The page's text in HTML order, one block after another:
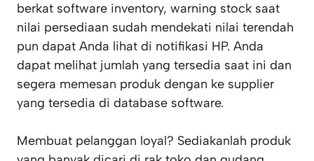
berkat software inventory, warning stock saat
nilai persediaan sudah mendekati nilai terendah
pun dapat Anda lihat di notifikasi HP. Anda
dapat melihat jumlah yang tersedia saat ini dan
segera memesan produk dengan ke supplier
yang tersedia di database software.
Membuat pelanggan loyal? Sediakanlah produk